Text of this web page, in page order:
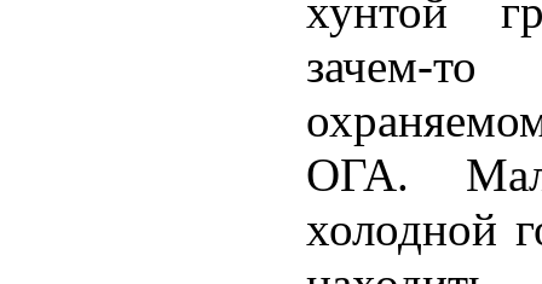
хунтой
зачем-
ОГА.
холодной